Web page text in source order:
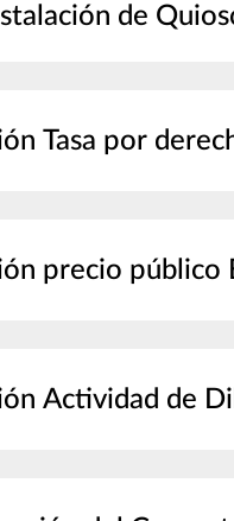
de
Tasa por
precio público
Actividad de